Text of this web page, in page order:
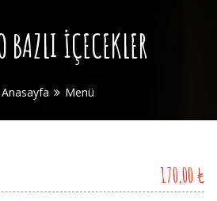
BAZLI İÇECEKLER
Anasayfa Menü
170,00 ₺